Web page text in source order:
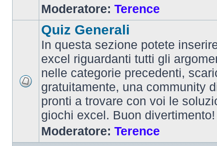
Moderatore: Terence
Quiz Generali
In questa sezione potete
excel riguardanti tutti gli
nelle categorie precedenti,
gratuitamente, una community
pronti a trovare con voi le
giochi excel. Buon divertimento!
Moderatore: Terence